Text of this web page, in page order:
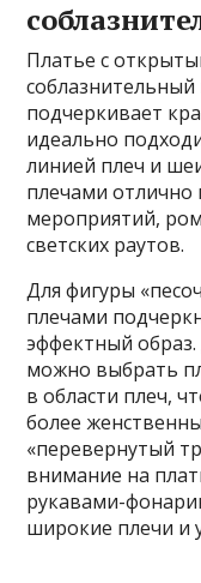
Платье с
подчеркивает
идеально
линией плеч и
плечами отлично
мероприятий,
светских раутов.
Для фигуры
плечами
эффектный
можно выбрать
в области плеч,
более
«перевернутый
внимание на
рукавами-
широкие плечи и